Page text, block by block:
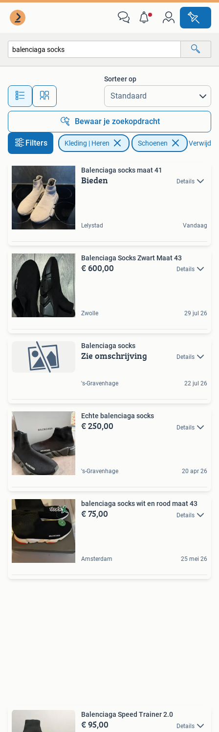
Alle afstanden…
Sorteer op
Bewaar je zoekopdracht
Filters Kleding | Heren Schoenen Verwijder
Balenciaga socks maat 41
Bieden Details
Lelystad Vandaag
Balenciaga Socks Zwart Maat 43
€ 600,00 Details
Zwolle 29 jul 26
Balenciaga socks
Zie omschrijving Details
's-Gravenhage 22 jul 26
Echte balenciaga socks
€ 250,00 Details
's-Gravenhage 20 apr 26
balenciaga socks wit en rood maat 43
€ 75,00 Details
Amsterdam 25 mei 26
Balenciaga Speed Trainer 2.0
€ 95,00 Details